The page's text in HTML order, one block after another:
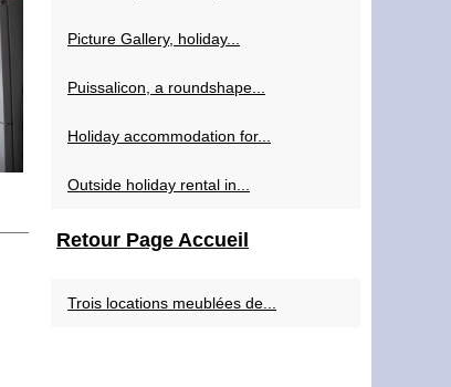
Picture Gallery, holiday...
Puissalicon, a roundshape...
Holiday accommodation for...
Outside holiday rental in...
Retour Page Accueil
Trois locations meublées de...